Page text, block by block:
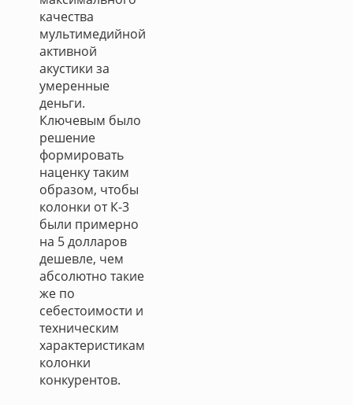
качества
мультимедийной
активной
акустики за
умеренные
деньги.
Ключевым было
решение
формировать
наценку таким
образом, чтобы
колонки от К-3
были примерно
на 5 долларов
дешевле, чем
абсолютно такие
же по
себестоимости и
техническим
характеристикам
колонки
конкурентов.